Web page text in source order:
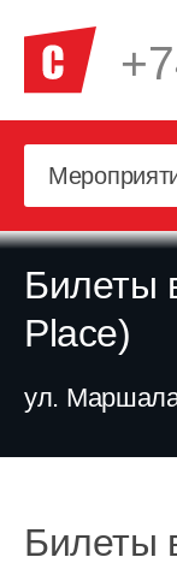
Билеты
Place)
ул. Маршала
Билеты